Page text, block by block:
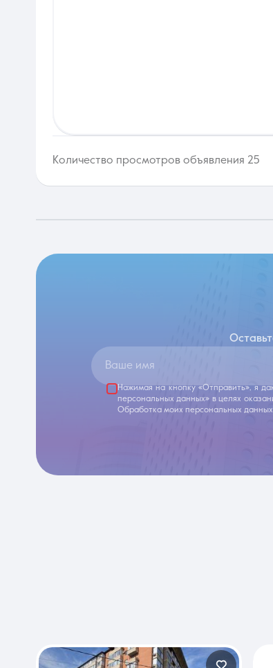
Количество просмотров объявления 25
Ваше имя
Нажимая на кнопку «Отправить», я
персональных данных» в целях
Обработка моих персональных